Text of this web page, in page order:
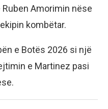
Amorimin nëse
kombëtar.
e Botës 2026 si një
e Martinez pasi